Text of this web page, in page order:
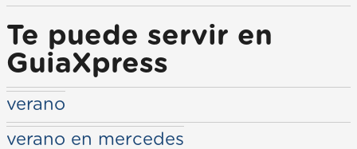
Te puede servir en
GuiaXpress
verano
verano en mercedes